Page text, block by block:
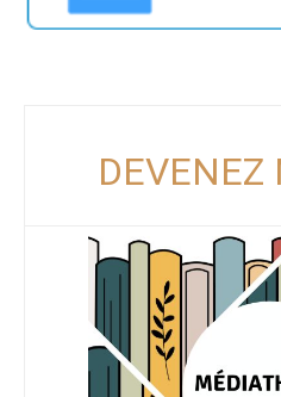
DEVENEZ